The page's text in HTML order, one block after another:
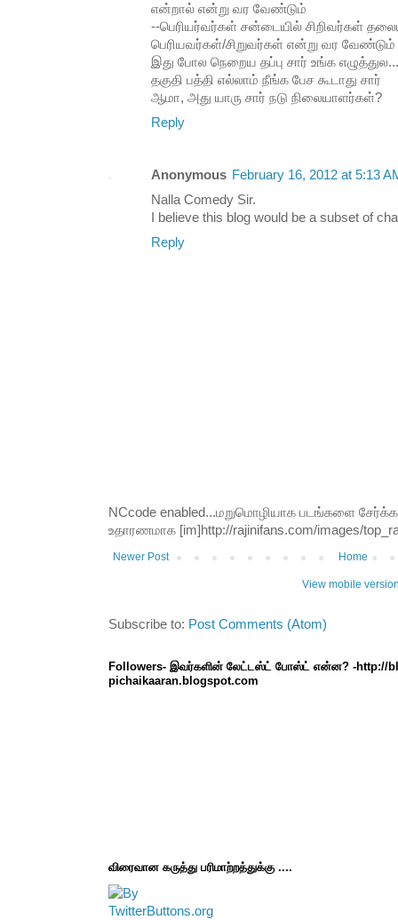
என்றால் என்று வர வேண்டும்
--பெரியர்வர்கள் சன்டையில் சிறிவர்கள்
பெரியவர்கள்/சிறுவர்கள் என்று வர வேண்டும்
இது போல நெறைய தப்பு சார் உங்க
தகுதி பத்தி எல்லாம் நீங்க பேச கூடாது சார்
ஆமா, அது யாரு சார் நடு நிலையாளர்கள்?
Reply
Anonymous February 16, 2012 at 5:13
Nalla Comedy Sir.
I believe this blog would be a subset of
Reply
NCcode enabled...மறுமொழியாக படங்களை சேர்க்க
உதாரணமாக [im]http://rajinifans.com/images/
Newer Post Home
View mobile
Subscribe to: Post Comments (Atom)
Followers- இவர்களின் லேட்டஸ்ட் போஸ்ட் என்ன? -http://
pichaikaaran.blogspot.com
விரைவான கருத்து பரிமாற்றத்துக்கு ....